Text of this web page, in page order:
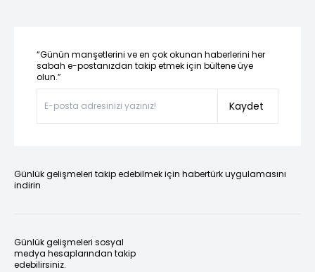
“Günün manşetlerini ve en çok okunan haberlerini her
sabah e-postanızdan takip etmek için bültene üye
olun.”
Kaydet
Günlük gelişmeleri takip edebilmek için habertürk uygulamasını
indirin
Günlük gelişmeleri sosyal
medya hesaplarından takip
edebilirsiniz.